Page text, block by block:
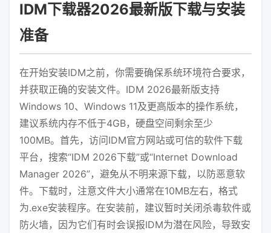
IDM下载器2026最新版下载与安装
准备
在开始安装IDM之前，你需要确保系统环境符合要求，
并获取正确的安装文件。IDM 2026最新版支持
Windows 10、Windows 11及更高版本的操作系统，
建议系统内存不低于4GB，硬盘空间剩余至少
100MB。首先，访问IDM官方网站或可信的软件下载
平台，搜索“IDM 2026下载”或“Internet Download
Manager 2026”，避免从不明来源下载，以防恶意软
件。下载时，注意文件大小通常在10MB左右，格式
为.exe安装程序。在安装前，建议暂时关闭杀毒软件或
防火墙，因为它们有时会误报IDM为潜在风险，导致安